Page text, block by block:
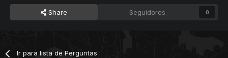
Share Seguidores 0
Ir para lista de Perguntas